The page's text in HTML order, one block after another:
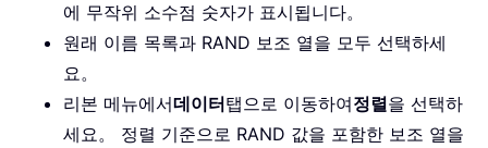
에 무작위 소수점 숫자가 표시됩니다。
원래 이름 목록과 RAND 보조 열을 모두 선택하세
요。
리본 메뉴에서데이터탭으로 이동하여정렬을 선택하
세요。 정렬 기준으로 RAND 값을 포함한 보조 열을